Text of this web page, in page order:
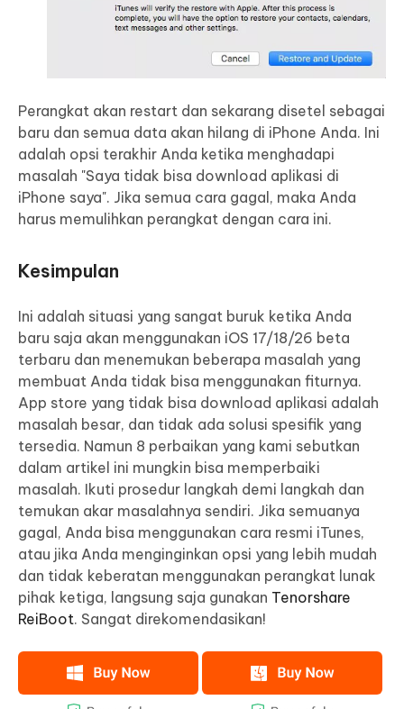
Perangkat akan restart dan sekarang disetel sebagai
baru dan semua data akan hilang di iPhone Anda. Ini
adalah opsi terakhir Anda ketika menghadapi
masalah "Saya tidak bisa download aplikasi di
iPhone saya". Jika semua cara gagal, maka Anda
harus memulihkan perangkat dengan cara ini.
Kesimpulan
Ini adalah situasi yang sangat buruk ketika Anda
baru saja akan menggunakan iOS 17/18/26 beta
terbaru dan menemukan beberapa masalah yang
membuat Anda tidak bisa menggunakan fiturnya.
App store yang tidak bisa download aplikasi adalah
masalah besar, dan tidak ada solusi spesifik yang
tersedia. Namun 8 perbaikan yang kami sebutkan
dalam artikel ini mungkin bisa memperbaiki
masalah. Ikuti prosedur langkah demi langkah dan
temukan akar masalahnya sendiri. Jika semuanya
gagal, Anda bisa menggunakan cara resmi iTunes,
atau jika Anda menginginkan opsi yang lebih mudah
dan tidak keberatan menggunakan perangkat lunak
pihak ketiga, langsung saja gunakan Tenorshare
ReiBoot. Sangat direkomendasikan!